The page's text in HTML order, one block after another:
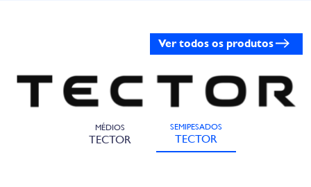
Ver todos os produtos
MÉDIOS
TECTOR
SEMIPESADOS
TECTOR